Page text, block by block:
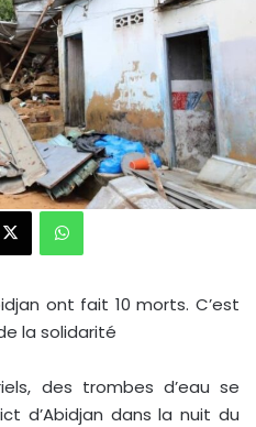
X WhatsApp
ont fait 10 morts. C’est
la solidarité
des trombes d’eau se
d’Abidjan dans la nuit du